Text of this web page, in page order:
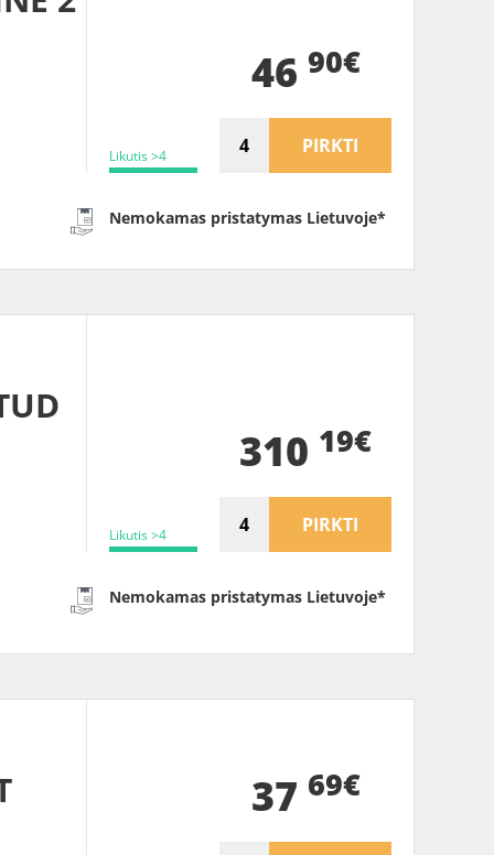
Likutis >4
46 90€
PIRKTI
Nemokamas pristatymas Lietuvoje*
Likutis >4
310 19€
PIRKTI
Nemokamas pristatymas Lietuvoje*
37 69€